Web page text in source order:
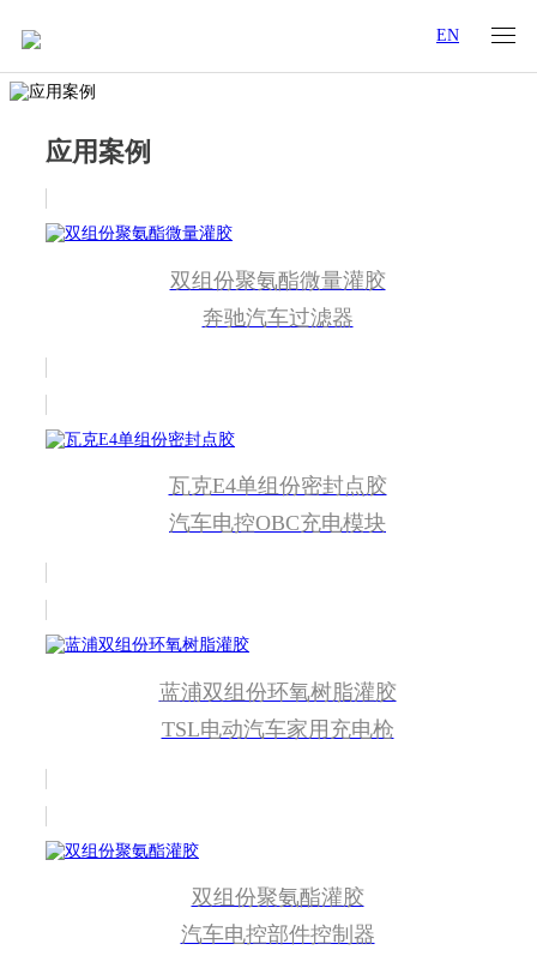
EN
应用案例
双组份聚氨酯微量灌胶
奔驰汽车过滤器
瓦克E4单组份密封点胶
汽车电控OBC充电模块
蓝浦双组份环氧树脂灌胶
TSL电动汽车家用充电枪
双组份聚氨酯灌胶
汽车电控部件控制器